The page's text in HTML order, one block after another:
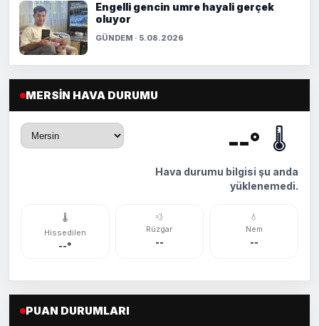
Engelli gencin umre hayali gerçek
oluyor
GÜNDEM · 5.08.2026
MERSIN HAVA DURUMU
--° 🌡️
Hava durumu bilgisi şu anda
yüklenemedi.
🌡️
Hissedilen
--°
💨
Rüzgar
--
💧
Nem
--
PUAN DURUMLARI